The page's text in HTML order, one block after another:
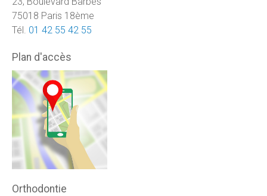
75018 Paris 18ème
Tél. 01 42 55 42 55
Plan d'accès
Orthodontie